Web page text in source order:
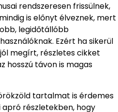
rendszeresen frissülnek,
is előnyt élveznek, mert
legidőtállóbb
Ezért ha sikerül
megírt, részletes cikket
hosszú távon is magas
tartalmat is érdemes
részletekben, hogy